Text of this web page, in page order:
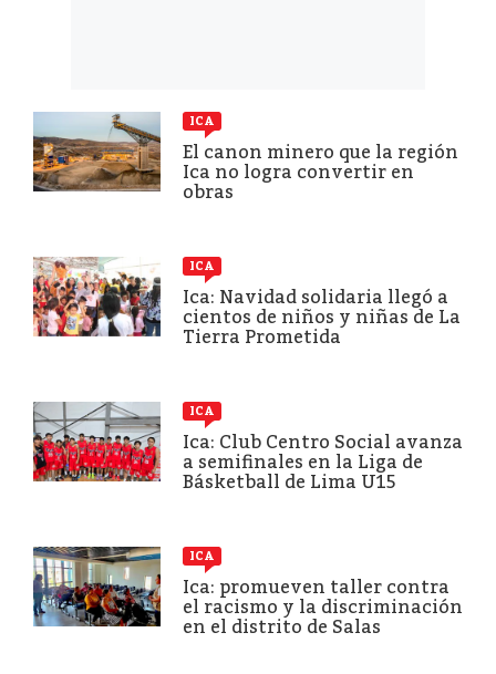
ICA
El canon minero que la región
Ica no logra convertir en
obras
ICA
Ica: Navidad solidaria llegó a
cientos de niños y niñas de La
Tierra Prometida
ICA
Ica: Club Centro Social avanza
a semifinales en la Liga de
Básketball de Lima U15
ICA
Ica: promueven taller contra
el racismo y la discriminación
en el distrito de Salas